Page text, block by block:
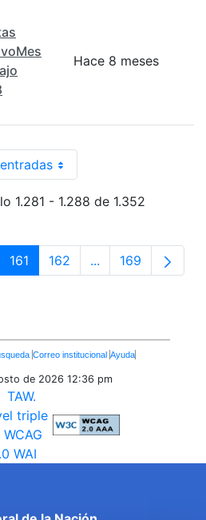
Hace 8 meses
Por página
1.281 - 1.288 de 1.352
Use TAB para
Página
161 Página
162 ...PáginasPágina
169
Correo institucional Ayuda
de 2026 12:36 pm